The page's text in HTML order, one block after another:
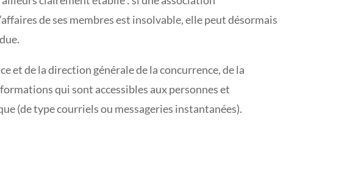
de ses membres est insolvable, elle peut désormais
et de la direction générale de la concurrence, de la
qui sont accessibles aux personnes et
(de type courriels ou messageries instantanées).